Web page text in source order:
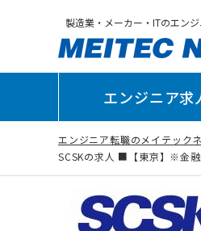
製造業・メーカー・ITのエン
エンジニア求
エンジニア転職のメイテック
SCSKの求人 ■【東京】※金